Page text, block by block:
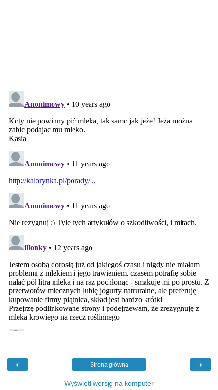
‹ ›
Strona główna
Wyświetl wersję na komputer